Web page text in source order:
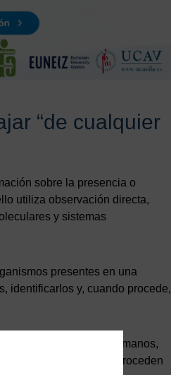
“de cualquier
sobre la presencia o
utiliza observación directa,
y sistemas
presentes en una
identificarlos y, cuando procede,
ambiente, superficies, manos,
microorganismos que proceden